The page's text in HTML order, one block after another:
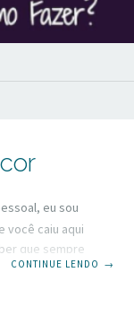
eu sou
você caiu aqui
que sempre
nossos
CONTINUE LENDO →